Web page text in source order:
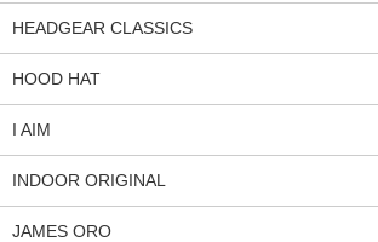
HEADGEAR CLASSICS
HOOD HAT
I AIM
INDOOR ORIGINAL
JAMES ORO